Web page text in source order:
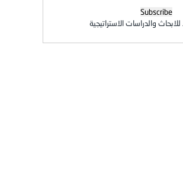
والدراسات الاستراتيجية